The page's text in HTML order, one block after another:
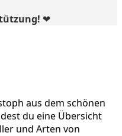
❤️
aus dem schönen
du eine Übersicht
und Arten von